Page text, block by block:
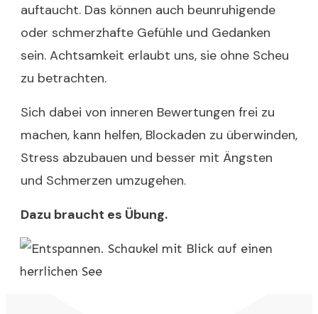
auftaucht. Das können auch beunruhigende
oder schmerzhafte Gefühle und Gedanken
sein. Achtsamkeit erlaubt uns, sie ohne Scheu
zu betrachten.
Sich dabei von inneren Bewertungen frei zu
machen, kann helfen, Blockaden zu überwinden,
Stress abzubauen und besser mit Ängsten
und Schmerzen umzugehen.
Dazu braucht es Übung.